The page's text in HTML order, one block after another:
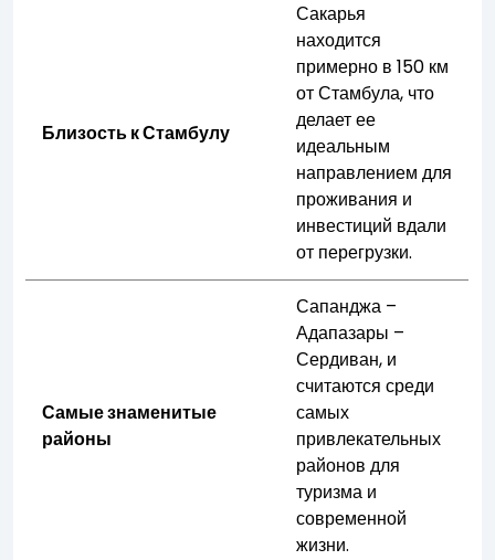
Близость к Стамбулу
Сакарья
находится
примерно в 150 км
от Стамбула, что
делает ее
идеальным
направлением для
проживания и
инвестиций вдали
от перегрузки.
Самые знаменитые
районы
Сапанджа –
Адапазары –
Сердиван, и
считаются среди
самых
привлекательных
районов для
туризма и
современной
жизни.